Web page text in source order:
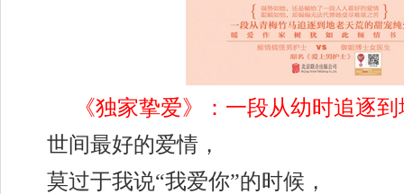
《独家挚爱》：一段从幼时追逐
世间最好的爱情，
莫过于我说“我爱你”的时候，